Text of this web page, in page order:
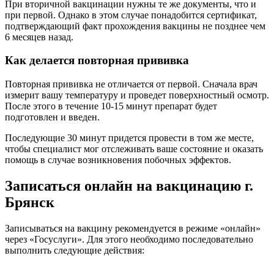
При вторичной вакцинации нужны те же документы, что и
при первой. Однако в этом случае понадобится сертификат,
подтверждающий факт прохождения вакцины не позднее чем
6 месяцев назад.
Как делается повторная прививка
Повторная прививка не отличается от первой. Сначала врач
измерит вашу температуру и проведет поверхностный осмотр.
После этого в течение 10-15 минут препарат будет
подготовлен и введен.
Последующие 30 минут придется провести в том же месте,
чтобы специалист мог отслеживать ваше состояние и оказать
помощь в случае возникновения побочных эффектов.
Записаться онлайн на вакцинацию г.
Брянск
Записываться на вакцину рекомендуется в режиме «онлайн»
через «Госуслуги». Для этого необходимо последовательно
выполнить следующие действия: